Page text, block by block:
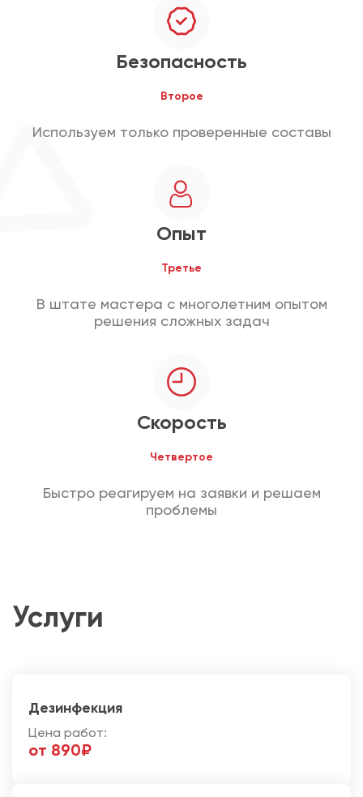
Безопасность
Второе
Используем только проверенные составы
Опыт
Третье
В штате мастера с многолетним опытом
решения сложных задач
Скорость
Четвертое
Быстро реагируем на заявки и решаем
проблемы
Услуги
Дезинфекция
Цена работ:
от 890₽